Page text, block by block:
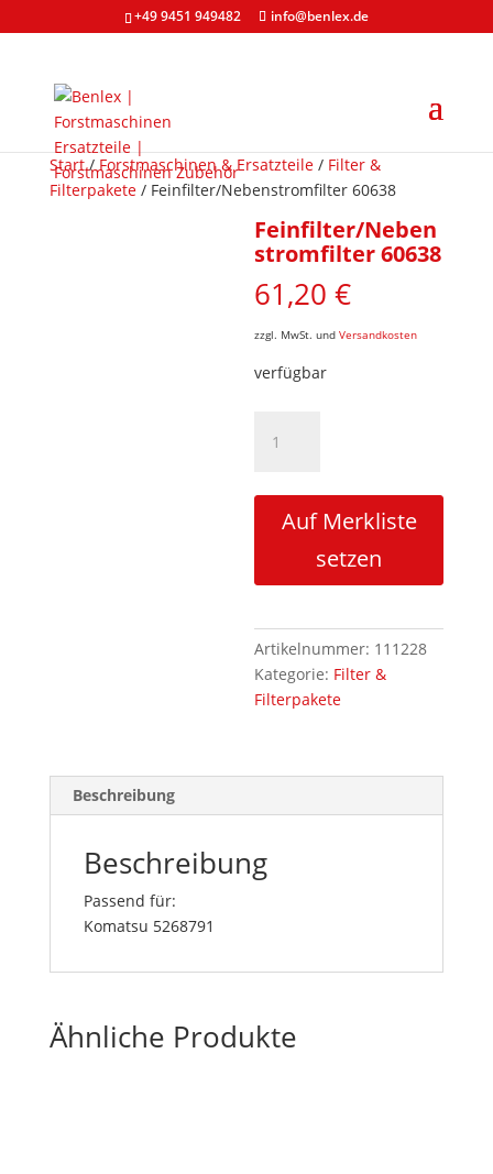
+49 9451 949482 info@benlex.de
Start/Forstmaschinen & Ersatzteile/ Filter &
Filterpakete/ Feinfilter/Nebenstromfilter 60638
Feinfilter/Neben
stromfilter 60638
61,20€
zzgl. MwSt. undVersandkosten
verfügbar
60638
Auf Merkliste
setzen
Artikelnummer: 111228
Kategorie: Filter &
Filterpakete
Beschreibung
Beschreibung
Passend für:
Komatsu 5268791
Ähnliche Produkte